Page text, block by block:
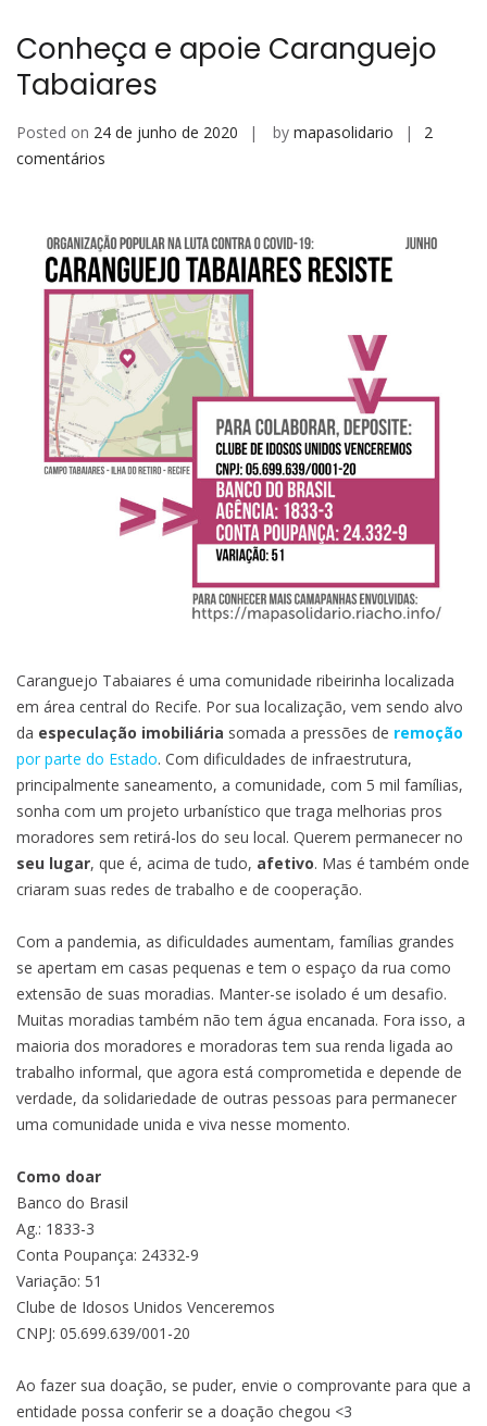
Conheça e apoie Caranguejo
Tabaiares
Posted on 24 de junho de 2020 by mapasolidario
2
comentários
apoie
Caranguejo
Tabaiares
Caranguejo Tabaiares é uma comunidade ribeirinha localizada
em área central do Recife. Por sua localização, vem sendo alvo
da especulação imobiliária somada a pressões de remoção
por parte do Estado. Com dificuldades de infraestrutura,
principalmente saneamento, a comunidade, com 5 mil famílias,
sonha com um projeto urbanístico que traga melhorias pros
moradores sem retirá-los do seu local. Querem permanecer no
seu lugar, que é, acima de tudo, afetivo. Mas é também onde
criaram suas redes de trabalho e de cooperação.
Com a pandemia, as dificuldades aumentam, famílias grandes
se apertam em casas pequenas e tem o espaço da rua como
extensão de suas moradias. Manter-se isolado é um desafio.
Muitas moradias também não tem água encanada. Fora isso, a
maioria dos moradores e moradoras tem sua renda ligada ao
trabalho informal, que agora está comprometida e depende de
verdade, da solidariedade de outras pessoas para permanecer
uma comunidade unida e viva nesse momento.
Como doar
Banco do Brasil
Ag.: 1833-3
Conta Poupança: 24332-9
Variação: 51
Clube de Idosos Unidos Venceremos
CNPJ: 05.699.639/001-20
Ao fazer sua doação, se puder, envie o comprovante para que a
entidade possa conferir se a doação chegou <3